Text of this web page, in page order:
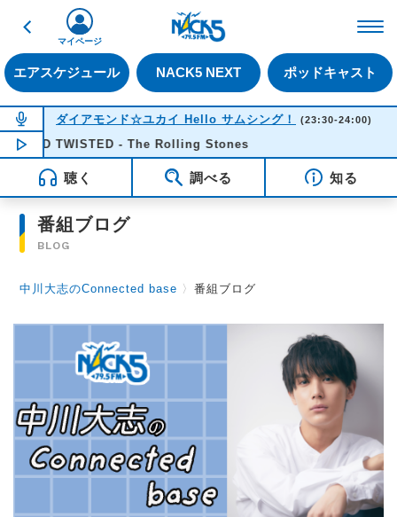
戻る
エアスケジュール NACK5 NEXT ポッドキャスト
マイページ
NOW ON AIR
ダイアモンド☆ユカイ Hello サムシング！ (23:30-24:00)
NOW PLAYING 23:32
AND TWISTED - The Rolling Stones
聴く 調べる 知る
番組ブログ
BLOG
中川大志のConnected base 〉番組ブログ